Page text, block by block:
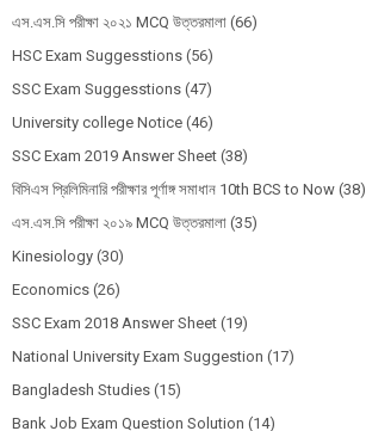
এস.এস.সি পরীক্ষা ২০২১ MCQ উত্তরমালা (66)
HSC Exam Suggesstions (56)
SSC Exam Suggesstions (47)
University college Notice (46)
SSC Exam 2019 Answer Sheet (38)
বিসিএস প্রিলিমিনারি পরীক্ষার পূর্ণাঙ্গ সমাধান 10th BCS to Now (38)
এস.এস.সি পরীক্ষা ২০১৯ MCQ উত্তরমালা (35)
Kinesiology (30)
Economics (26)
SSC Exam 2018 Answer Sheet (19)
National University Exam Suggestion (17)
Bangladesh Studies (15)
Bank Job Exam Question Solution (14)